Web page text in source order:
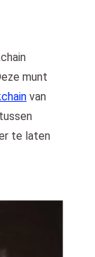
munt
van
te laten